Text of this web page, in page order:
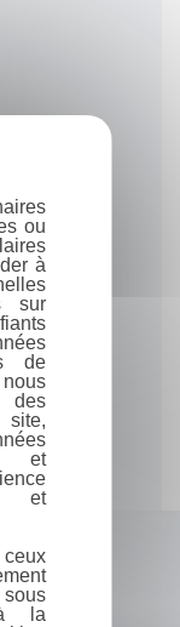
ou
à
sur
de
des
site,
et
et
à la